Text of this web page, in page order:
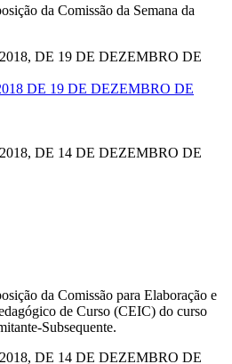
da Comissão da Semana da
DE 19 DE DEZEMBRO DE
DE 19 DE DEZEMBRO DE
DE 14 DE DEZEMBRO DE
da Comissão para Elaboração e
de Curso (CEIC) do curso
Subsequente.
DE 14 DE DEZEMBRO DE